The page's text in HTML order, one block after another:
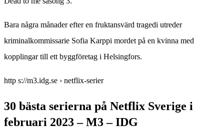
Bara några månader efter en fruktansvärd tragedi utreder
kriminalkommissarie Sofia Karppi mordet på en kvinna med
kopplingar till ett byggföretag i Helsingfors.
http s://m3.idg.se › netflix-serier
30 bästa serierna på Netflix Sverige i
februari 2023 – M3 – IDG